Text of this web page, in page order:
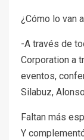
¿Cómo lo van
-A través de
Corporation a
eventos,
Silabuz,
Faltan más
Y